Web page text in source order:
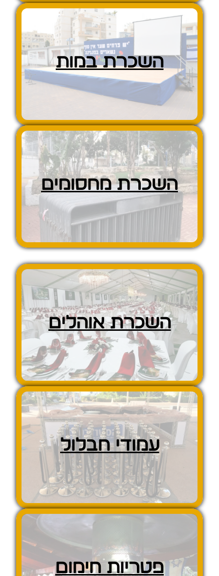
השכרת במות
השכרת מחסומים
השכרת אוהלים
עמודי חבלול
פטריות חימום